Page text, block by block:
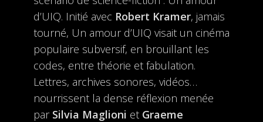
d’UIQ. Initié avec Robert Kramer, jamais
tourné, Un amour d’UIQ visait un cinéma
populaire subversif, en brouillant les
codes, entre théorie et fabulation.
Lettres, archives sonores, vidéos…
nourrissent la dense réflexion menée
par Silvia Maglioni et Graeme